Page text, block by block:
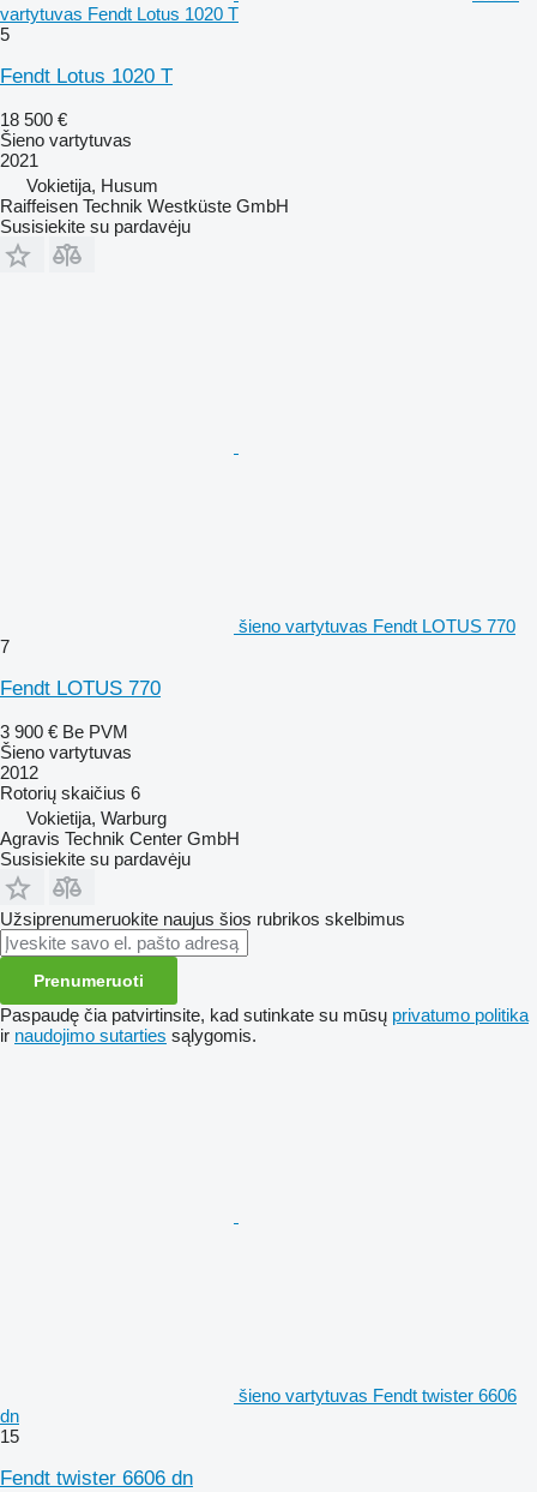
vartytuvas Fendt Lotus 1020 T
5
Fendt Lotus 1020 T
18 500 €
Šieno vartytuvas
2021
Vokietija, Husum
Raiffeisen Technik Westküste GmbH
Susisiekite su pardavėju
šieno vartytuvas Fendt LOTUS 770
7
Fendt LOTUS 770
3 900 € Be PVM
Šieno vartytuvas
2012
Rotorių skaičius 6
Vokietija, Warburg
Agravis Technik Center GmbH
Susisiekite su pardavėju
Užsiprenumeruokite naujus šios rubrikos skelbimus
Prenumeruoti
Paspaudę čia patvirtinsite, kad sutinkate su mūsų privatumo politika
ir naudojimo sutarties sąlygomis.
šieno vartytuvas Fendt twister 6606
dn
15
Fendt twister 6606 dn